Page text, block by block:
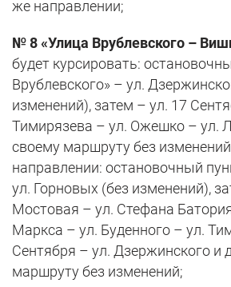
же направлении;
№ 8 «Улица Врублевского –
будет курсировать:
Врублевского» – ул.
изменений), затем – ул. 17
Тимирязева – ул. Ожешко – ул.
своему маршруту без
направлении: остановочный
ул. Горновых (без изменений),
Мостовая – ул. Стефана
Маркса – ул. Буденного – ул.
Сентября – ул. Дзержинского и
маршруту без изменений;